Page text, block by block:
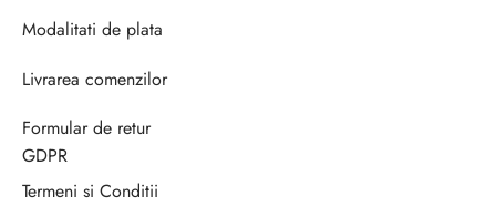
Modalitati de plata
Livrarea comenzilor
Formular de retur
GDPR
Termeni si Conditii